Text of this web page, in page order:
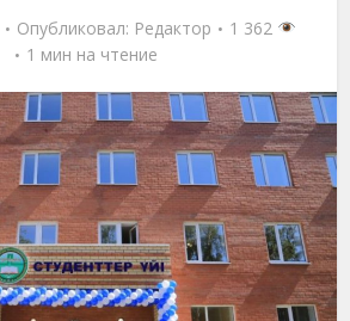
Опубликовал: Редактор
1 362
1 мин на чтение